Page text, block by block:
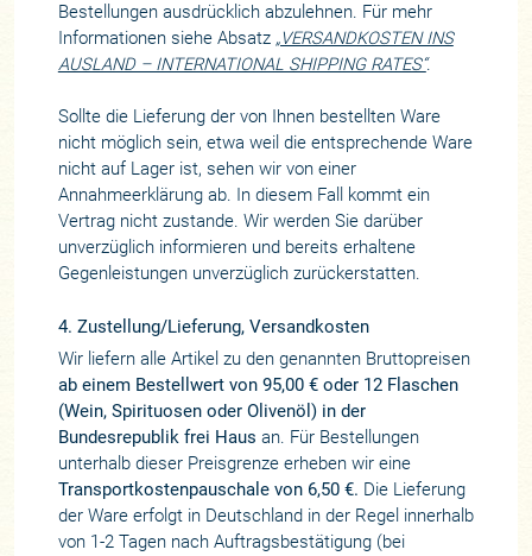
Bestellungen ausdrücklich abzulehnen. Für mehr
Informationen siehe Absatz „VERSANDKOSTEN INS
AUSLAND – INTERNATIONAL SHIPPING RATES“.
Sollte die Lieferung der von Ihnen bestellten Ware
nicht möglich sein, etwa weil die entsprechende Ware
nicht auf Lager ist, sehen wir von einer
Annahmeerklärung ab. In diesem Fall kommt ein
Vertrag nicht zustande. Wir werden Sie darüber
unverzüglich informieren und bereits erhaltene
Gegenleistungen unverzüglich zurückerstatten.
4. Zustellung/Lieferung, Versandkosten
Wir liefern alle Artikel zu den genannten Bruttopreisen
ab einem Bestellwert von 95,00 € oder 12 Flaschen
(Wein, Spirituosen oder Olivenöl) in der
Bundesrepublik frei Haus an. Für Bestellungen
unterhalb dieser Preisgrenze erheben wir eine
Transportkostenpauschale von 6,50 €. Die Lieferung
der Ware erfolgt in Deutschland in der Regel innerhalb
von 1-2 Tagen nach Auftragsbestätigung (bei